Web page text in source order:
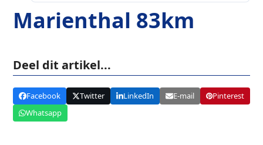
Marienthal 83km
Deel dit artikel...
Facebook Twitter LinkedIn E-mail
Pinterest
Whatsapp